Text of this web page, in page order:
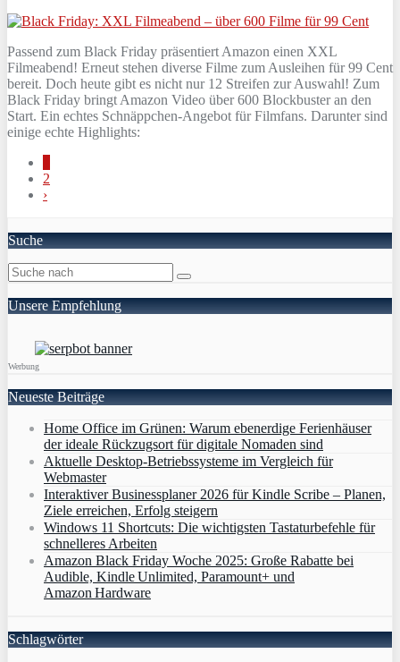
Passend zum Black Friday präsentiert Amazon einen XXL
Filmeabend! Erneut stehen diverse Filme zum Ausleihen für 99 Cent
bereit. Doch heute gibt es nicht nur 12 Streifen zur Auswahl! Zum
Black Friday bringt Amazon Video über 600 Blockbuster an den
Start. Ein echtes Schnäppchen-Angebot für Filmfans. Darunter sind
einige echte Highlights:
2
›
Suche
Unsere Empfehlung
Werbung
Neueste Beiträge
Home Office im Grünen: Warum ebenerdige Ferienhäuser
der ideale Rückzugsort für digitale Nomaden sind
Aktuelle Desktop-Betriebssysteme im Vergleich für
Webmaster
Interaktiver Businessplaner 2026 für Kindle Scribe – Planen,
Ziele erreichen, Erfolg steigern
Windows 11 Shortcuts: Die wichtigsten Tastaturbefehle für
schnelleres Arbeiten
Amazon Black Friday Woche 2025: Große Rabatte bei
Audible, Kindle Unlimited, Paramount+ und
Amazon Hardware
Schlagwörter